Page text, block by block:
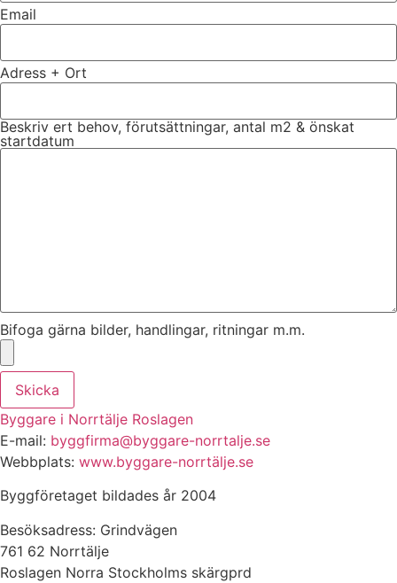
Email
Adress + Ort
Beskriv ert behov, förutsättningar, antal m2 & önskat
startdatum
Bifoga gärna bilder, handlingar, ritningar m.m.
Skicka
Byggare i Norrtälje Roslagen
E-mail: byggfirma@byggare-norrtalje.se
Webbplats: www.byggare-norrtälje.se
Byggföretaget bildades år 2004
Besöksadress: Grindvägen
761 62 Norrtälje
Roslagen Norra Stockholms skärgprd